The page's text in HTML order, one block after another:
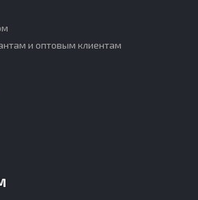
и оптовым клиентам